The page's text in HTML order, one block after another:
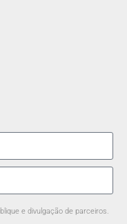
e divulgação de parceiros.